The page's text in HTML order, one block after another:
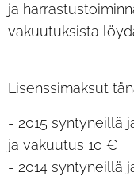
ja
vakuutuksista
Lisenssimaksut
- 2015 syntyneillä
ja vakuutus 10 €
- 2014 syntyneillä